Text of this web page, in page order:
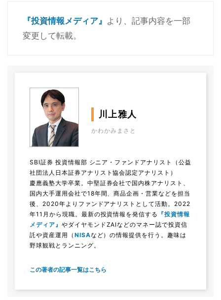
『投資情報メディア』 より、記事内容を一部
変更して転載。
川上雅人
かわかみまさと
SBI証券 投資情報部 シニア・ファンドアナリスト（公益
社団法人日本証券アナリスト協会認定アナリスト）
慶應義塾大学卒業。中堅証券会社で国内株アナリスト、
国内大手運用会社で18年間、商品企画・営業などを担当
後、2020年よりファンドアナリストとして活動。2022
年11月から現職。最新の投資情報を発信する 『投資情報
メディア』 やダイヤモンドZAIなどのマネー誌で投資信
託や資産運用（ NISAなど）の情報提供を行う。趣味は
野球観戦とランニング。
この著者の記事一覧はこちら